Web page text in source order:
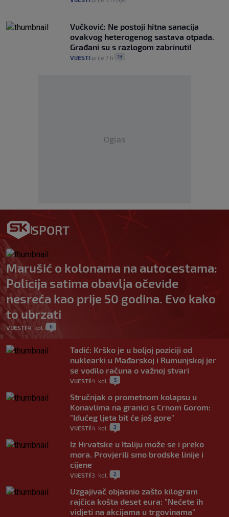
Vučković: Ne postoji hitna sanacija
ovakvog heterogenog sastava otpada.
Građani su s razlogom zabrinuti!
VIJESTI prije 7 h 13
Oglas
SPORT
Marušić o kolonama na autocestama:
Policija satima obavlja očevide
nesreća kao prije 50 godina. Evo kako
to ubrzati
VIJESTI 4. kol. 6
Tadić: Krško je u boljoj poziciji od
nuklearki u Mađarskoj i Rumunjskoj jer
se vodilo računa o važnoj stvari
VIJESTI 4. kol. 5
Stručnjak o prometnom kolapsu u
Konavlima na granici s Crnom Gorom:
"Idućeg ljeta bit će još gore"
VIJESTI 4. kol. 3
Iz Hrvatske u Italiju može se i preko
mora. Provjerili smo brodske linije i
cijene
VIJESTI 3. kol. 2
Uzgajivač objasnio zašto kilogram
rajčica košta deset eura: "Nećete ih
vidjeti na akcijama u trgovinama"